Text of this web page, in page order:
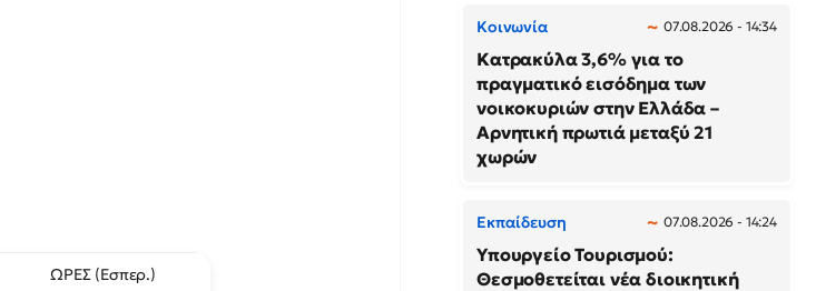
ΩΡΕΣ (Εσπερ.)
Κοινωνία 07.08.2026 - 14:34
Κατρακύλα 3,6% για το
πραγματικό εισόδημα των
νοικοκυριών στην Ελλάδα –
Αρνητική πρωτιά μεταξύ 21
χωρών
Εκπαίδευση 07.08.2026 - 14:24
Υπουργείο Τουρισμού:
Θεσμοθετείται νέα διοικητική